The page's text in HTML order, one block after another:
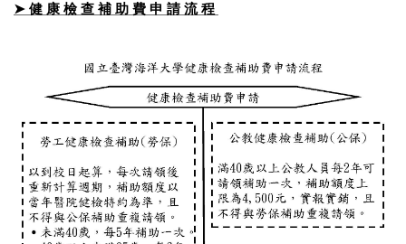
➤ 健 康 檢 查 補 助 費 申 請 流 程